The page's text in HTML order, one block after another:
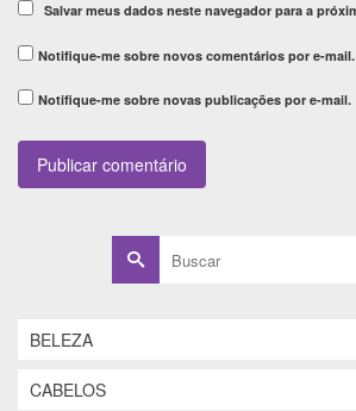
Salvar meus dados neste navegador para a
Notifique-me sobre novos comentários por e-mail.
Notifique-me sobre novas publicações por e-mail.
Buscar
por:
BELEZA
CABELOS